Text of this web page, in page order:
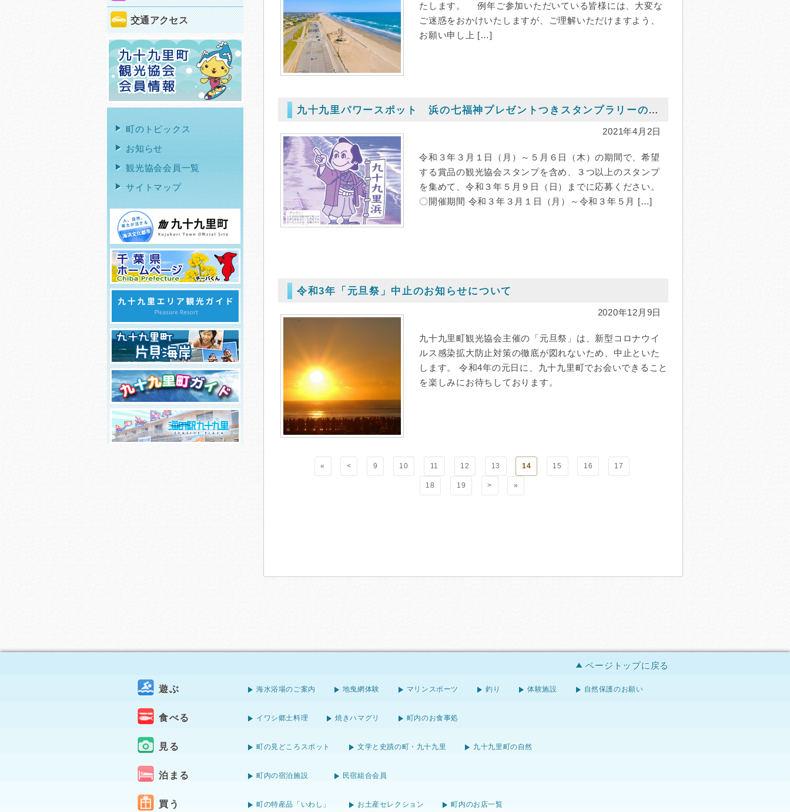
たします。 例年ご参加いただいている皆様には、大変な
ご迷惑をおかけいたしますが、ご理解いただけますよう、
お願い申し上 […]
九十九里パワースポット 浜の七福神プレゼントつきスタンプラリーの開催
2021年4月2日
令和３年３月１日（月）～５月６日（木）の期間で、希望
する賞品の観光協会スタンプを含め、３つ以上のスタンプ
を集めて、令和３年５月９日（日）までに応募ください。
〇開催期間 令和３年３月１日（月）～令和３年５月 […]
令和3年「元旦祭」中止のお知らせについて
2020年12月9日
九十九里町観光協会主催の「元旦祭」は、新型コロナウイ
ルス感染拡大防止対策の徹底が図れないため、中止といた
します。 令和4年の元日に、九十九里町でお会いできること
を楽しみにお待ちしております。
« < 9 10 11 12 13 14 15 16 17
18 19 > »
交通アクセス
町のトピックス
お知らせ
観光協会会員一覧
サイトマップ
ページトップに戻る
遊ぶ 海水浴場のご案内 地曳網体験 マリンスポーツ 釣り 体験施設 自然保護のお願い
食べる イワシ郷土料理 焼きハマグリ 町内のお食事処
見る 町の見どころスポット 文学と史蹟の町・九十九里 九十九里町の自然
泊まる 町内の宿泊施設 民宿組合会員
買う 町の特産品「いわし」 お土産セレクション 町内のお店一覧